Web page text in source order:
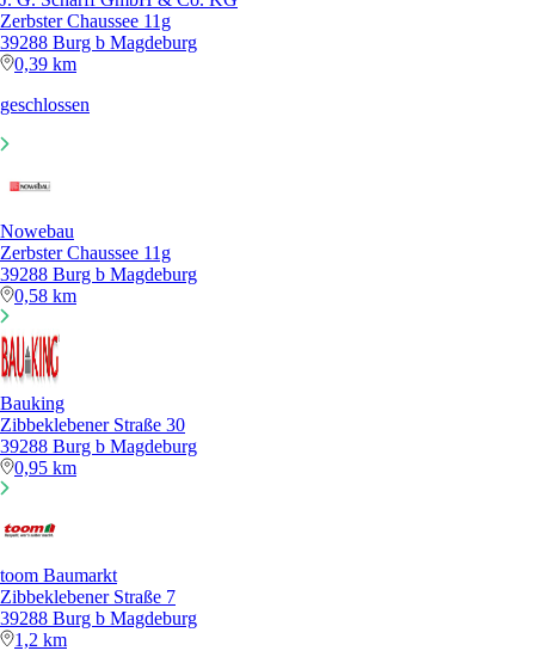
Zerbster Chaussee 11g
39288 Burg b Magdeburg
0,39 km
geschlossen
Nowebau
Zerbster Chaussee 11g
39288 Burg b Magdeburg
0,58 km
Bauking
Zibbeklebener Straße 30
39288 Burg b Magdeburg
0,95 km
toom Baumarkt
Zibbeklebener Straße 7
39288 Burg b Magdeburg
1,2 km